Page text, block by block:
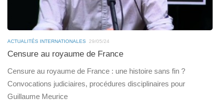
ACTUALITÉS INTERNATIONALES 29/05/24
Censure au royaume de France
Censure au royaume de France : une histoire sans fin ?
Convocations judiciaires, procédures disciplinaires pour
Guillaume Meurice